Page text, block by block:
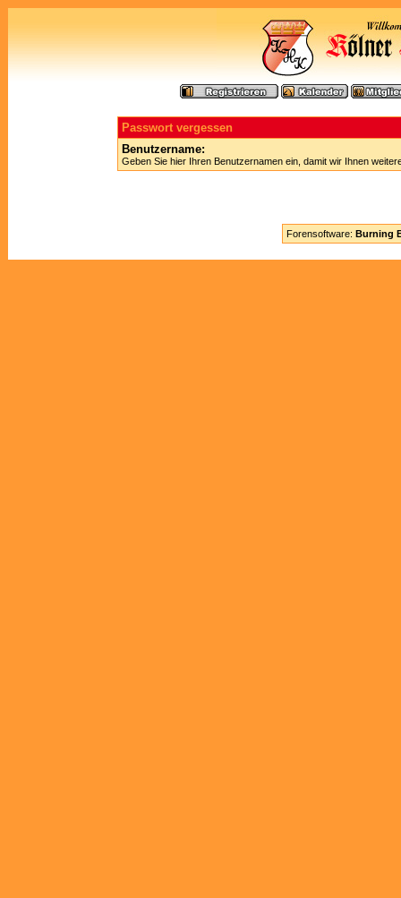
Passwort vergessen
Benutzername:
Geben Sie hier Ihren Benutzernamen ein, damit wir Ihnen
Forensoftware: Burning